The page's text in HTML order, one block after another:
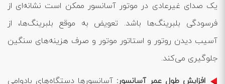
یک صدای غیرعادی در موتور آسانسور ممکن است نشانه‌ای از
فرسودگی بلبرینگ‌ها باشد. تعویض به موقع بلبرینگ‌ها، از
آسیب دیدن روتور و استاتور موتور و صرف هزینه‌های سنگین
جلوگیری می‌کند.
افزایش طول عمر آسانسور: آسانسورها دستگاه‌های بادوامی